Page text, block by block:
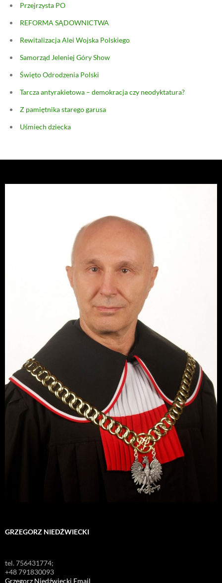
Przejrzysta PO
REFORMA SĄDOWNICTWA
Rewitalizacja Alei Wojska Polskiego
Samorząd Jeleniej Góry Show
Święto Odrodzenia Polski
Tarcza antyrakietowa – demokracja czy neodyktatura?
Z pamiętnika starego garusa
Uśmiech dziecka
GRZEGORZ NIEDŹWIECKI
tel. 756431774;
+48 791830093
Grzegorz Niedźwiecki Email